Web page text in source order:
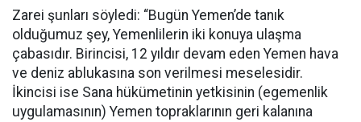
Zarei şunları söyledi: “Bugün Yemen’de tanık
olduğumuz şey, Yemenlilerin iki konuya ulaşma
çabasıdır. Birincisi, 12 yıldır devam eden Yemen hava
ve deniz ablukasına son verilmesi meselesidir.
İkincisi ise Sana hükümetinin yetkisinin (egemenlik
uygulamasının) Yemen topraklarının geri kalanına